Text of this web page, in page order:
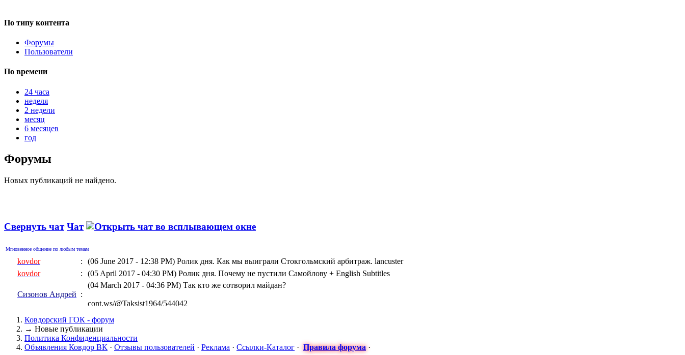
По типу контента
Форумы
Пользователи
По времени
24 часа
неделя
2 недели
месяц
6 месяцев
год
Форумы
Новых публикаций не найдено.
Свернуть чат Чат
Мгновенное общение по любым темам
kovdor : (06 June 2017 - 12:38 PM) Ролик дня. Как мы выиграли Стокгольмский арбитраж. lancuster
kovdor
: (05 April 2017 - 04:30 PM) Ролик дня. Почему не пустили Самойлову + English Subtitles
Сизонов Андрей :
(04 March 2017 - 04:36 PM) Так кто же сотворил майдан?
cont.ws/@Taksist1964/544042
kovdor
: (04 March 2017 - 01:06 AM)
kovdor
: (15 February 2017 - 10:32 PM)
kovdor
: (05 January 2017 - 07:17 PM)
kovdor
: (19 December 2016 - 08:13 PM) Дороги карьера в постоянном уходе
Ковдорский ГОК - форум
→ Новые публикации
Политика Конфиденциальности
Объявления Ковдор ВК · Отзывы пользователей · Реклама · Ссылки-Каталог · Правила форума·